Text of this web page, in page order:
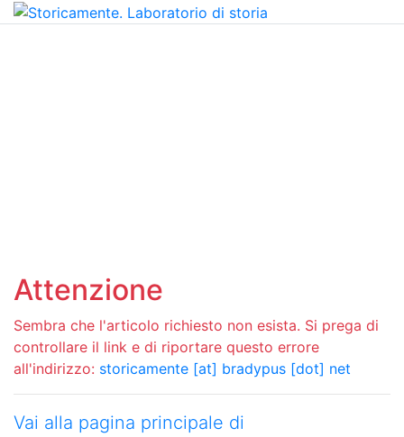
Attenzione
Sembra che l'articolo richiesto non esista. Si prega di
controllare il link e di riportare questo errore
all'indirizzo: storicamente [at] bradypus [dot] net
Vai alla pagina principale di